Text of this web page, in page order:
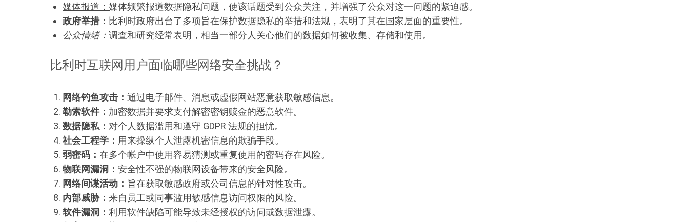
媒体报道： 媒体频繁报道数据隐私问题，使该话题受到公众关注，并增强了公众对这一问题的紧迫感。
政府举措： 比利时政府出台了多项旨在保护数据隐私的举措和法规，表明了其在国家层面的重要性。
公众情绪： 调查和研究经常表明，相当一部分人关心他们的数据如何被收集、存储和使用。
比利时互联网用户面临哪些网络安全挑战？
网络钓鱼攻击： 通过电子邮件、消息或虚假网站恶意获取敏感信息。
勒索软件： 加密数据并要求支付解密密钥赎金的恶意软件。
数据隐私： 对个人数据滥用和遵守 GDPR 法规的担忧。
社会工程学： 用来操纵个人泄露机密信息的欺骗手段。
弱密码： 在多个帐户中使用容易猜测或重复使用的密码存在风险。
物联网漏洞： 安全性不强的物联网设备带来的安全风险。
网络间谍活动： 旨在获取敏感政府或公司信息的针对性攻击。
内部威胁： 来自员工或同事滥用敏感信息访问权限的风险。
软件漏洞： 利用软件缺陷可能导致未经授权的访问或数据泄露。